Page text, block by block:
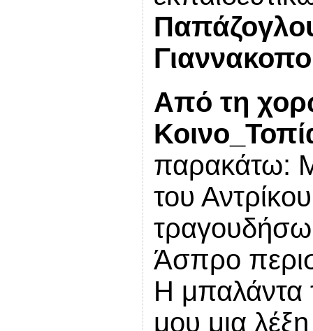
Από τη
παρακάτω:
του
Άσπρο
Η μπαλάντα
μου μια